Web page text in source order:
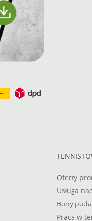
Oferty
Usługa
Bony
Praca w